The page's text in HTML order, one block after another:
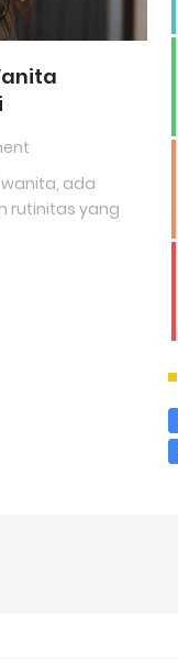
ada
rutinitas yang